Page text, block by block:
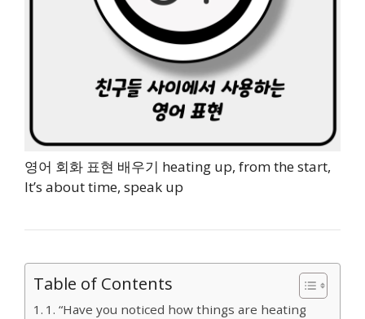
영어 회화 표현 배우기 heating up, from the start,
It’s about time, speak up
Table of Contents
1. “Have you noticed how things are heating